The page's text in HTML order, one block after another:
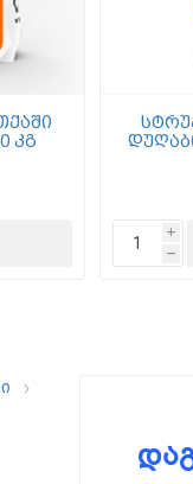
კგ
დუღაბი Weber.rep M 352 -
i
h